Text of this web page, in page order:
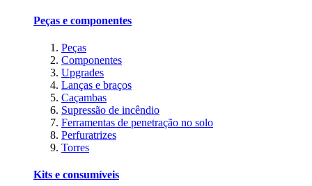
Peças e componentes
Peças
Componentes
Upgrades
Lanças e braços
Caçambas
Supressão de incêndio
Ferramentas de penetração no solo
Perfuratrizes
Torres
Kits e consumíveis